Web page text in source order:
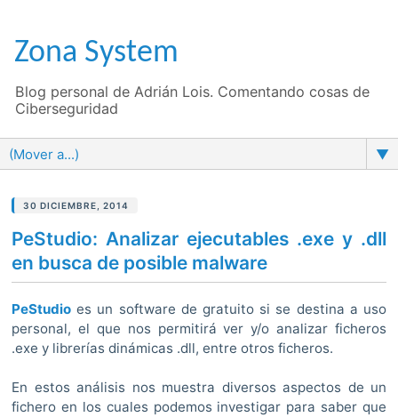
Zona System
Blog personal de Adrián Lois. Comentando cosas de
Ciberseguridad
▼
30 DICIEMBRE, 2014
PeStudio: Analizar ejecutables .exe y .dll
en busca de posible malware
PeStudio es un software de gratuito si se destina a uso
personal, el que nos permitirá ver y/o analizar ficheros
.exe y librerías dinámicas .dll, entre otros ficheros.
En estos análisis nos muestra diversos aspectos de un
fichero en los cuales podemos investigar para saber que